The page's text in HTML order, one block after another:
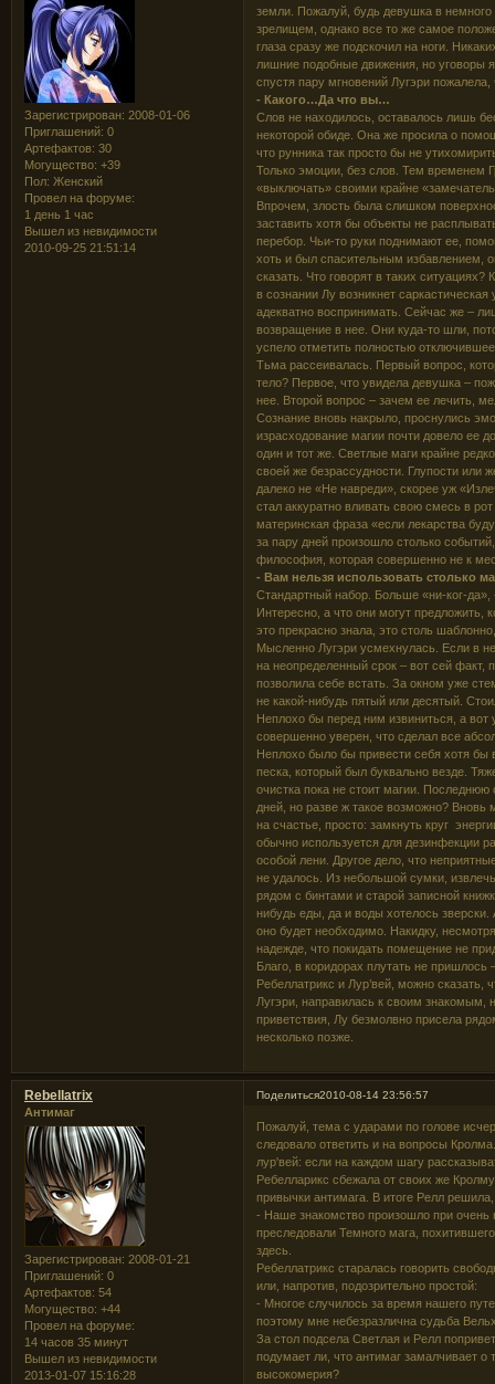
Зарегистрирован: 2008-01-06
Приглашений: 0
Артефактов: 30
Могущество: +39
Пол: Женский
Провел на форуме:
1 день 1 час
Вышел из невидимости
2010-09-25 21:51:14
земли. Пожалуй, будь девушка в
зрелищем, однако все то же самое
глаза сразу же подскочил на ноги.
лишние подобные движения, но уговоры
спустя пару мгновений Лугэри
- Какого…Да что вы…
Слов не находилось, оставалось лишь
некоторой обиде. Она же просила о
что рунника так просто бы не
Только эмоции, без слов. Тем временем
«выключать» своими крайне
Впрочем, злость была слишком
заставить хотя бы объекты не
перебор. Чьи-то руки поднимают ее,
хоть и был спасительным избавлением,
сказать. Что говорят в таких
в сознании Лу возникнет
адекватно воспринимать. Сейчас же –
возвращение в нее. Они куда-то шли,
успело отметить полностью
Тьма рассеивалась. Первый вопрос,
тело? Первое, что увидела девушка –
нее. Второй вопрос – зачем ее лечить,
Сознание вновь накрыло, проснулись
израсходование магии почти довело ее
один и тот же. Светлые маги крайне
своей же безрассудности. Глупости или
далеко не «Не навреди», скорее уж
стал аккуратно вливать свою смесь в
материнская фраза «если лекарства
за пару дней произошло столько
философия, которая совершенно не к
- Вам нельзя использовать столько
Стандартный набор. Больше «ни-ког-
Интересно, а что они могут предложить,
это прекрасно знала, это столь
Мысленно Лугэри усмехнулась. Если в
на неопределенный срок – вот сей факт,
позволила себе встать. За окном уже
не какой-нибудь пятый или десятый.
Неплохо бы перед ним извиниться, а вот
совершенно уверен, что сделал все
Неплохо было бы привести себя хотя бы
песка, который был буквально везде.
очистка пока не стоит магии. Последнюю
дней, но разве ж такое возможно?
на счастье, просто: замкнуть круг
обычно используется для дезинфекции
особой лени. Другое дело, что
не удалось. Из небольшой сумки,
рядом с бинтами и старой записной
нибудь еды, да и воды хотелось
оно будет необходимо. Накидку,
надежде, что покидать помещение не
Благо, в коридорах плутать не
Ребеллатрикс и Лур’вей, можно сказать,
Лугэри, направилась к своим знакомым,
приветствия, Лу безмолвно присела
несколько позже.
Поделиться2010-08-14 23:56:57
Rebellatrix
Антимаг
Зарегистрирован: 2008-01-21
Приглашений: 0
Артефактов: 54
Могущество: +44
Провел на форуме:
14 часов 35 минут
Вышел из невидимости
2013-01-07 15:16:28
Пожалуй, тема с ударами по голове
следовало ответить и на вопросы
лур'вей: если на каждом шагу
Ребелларикс сбежала от своих же
привычки антимага. В итоге Релл
- Наше знакомство произошло при очень
преследовали Темного мага,
здесь.
Ребеллатрикс старалась говорить
или, напротив, подозрительно простой:
- Многое случилось за время нашего
поэтому мне небезразлична судьба
За стол подсела Светлая и Релл
подумает ли, что антимаг замалчивает о
высокомерия?